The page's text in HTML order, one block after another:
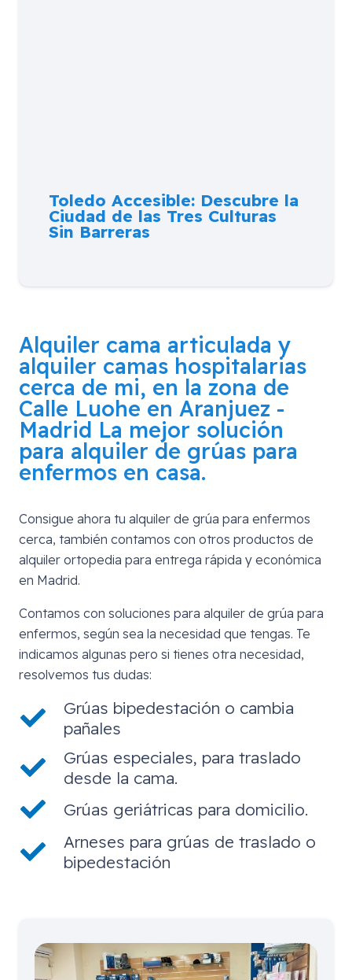
Toledo Accesible: Descubre la
Ciudad de las Tres Culturas
Sin Barreras
Alquiler cama articulada y
alquiler camas hospitalarias
cerca de mi, en la zona de
Calle Luohe en Aranjuez -
Madrid La mejor solución
para alquiler de grúas para
enfermos en casa.
Consigue ahora tu alquiler de grúa para enfermos
cerca, también contamos con otros productos de
alquiler ortopedia para entrega rápida y económica
en Madrid.
Contamos con soluciones para alquiler de grúa para
enfermos, según sea la necesidad que tengas. Te
indicamos algunas pero si tienes otra necesidad,
resolvemos tus dudas:
Grúas bipedestación o cambia
pañales
Grúas especiales, para traslado
desde la cama.
Grúas geriátricas para domicilio.
Arneses para grúas de traslado o
bipedestación